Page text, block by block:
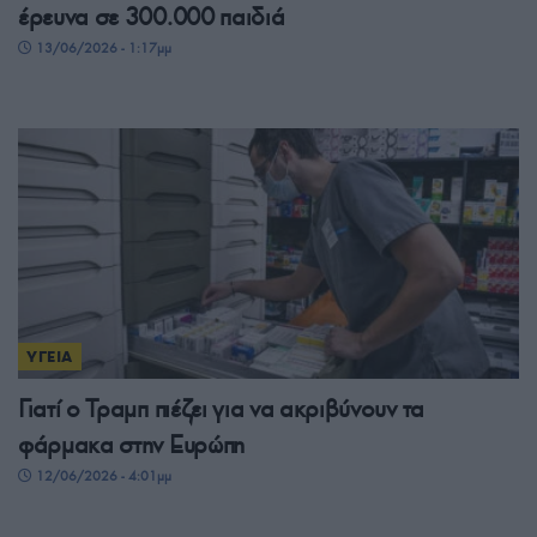
έρευνα σε 300.000 παιδιά
13/06/2026 - 1:17μμ
ΥΓΕΙΑ
Γιατί ο Τραμπ πιέζει για να ακριβύνουν τα
φάρμακα στην Ευρώπη
12/06/2026 - 4:01μμ